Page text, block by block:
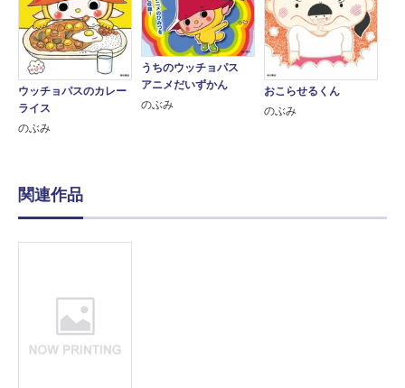
ウッチョパスのカレー
ライス
のぶみ
うちのウッチョパス
アニメだいずかん
のぶみ
おこらせるくん
のぶみ
関連作品